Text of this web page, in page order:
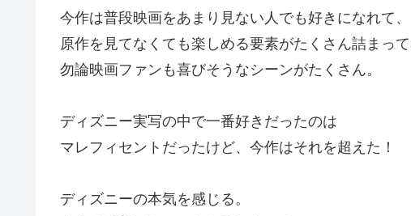
今作は普段映画をあまり見ない人でも好きになれて、
原作を見てなくても楽しめる要素がたくさん詰まって
勿論映画ファンも喜びそうなシーンがたくさん。
ディズニー実写の中で一番好きだったのは
マレフィセントだったけど、今作はそれを超えた！
ディズニーの本気を感じる。